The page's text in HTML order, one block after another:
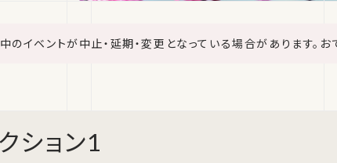
のイベントが中止・延期・変更となっている場合があります。
ション1